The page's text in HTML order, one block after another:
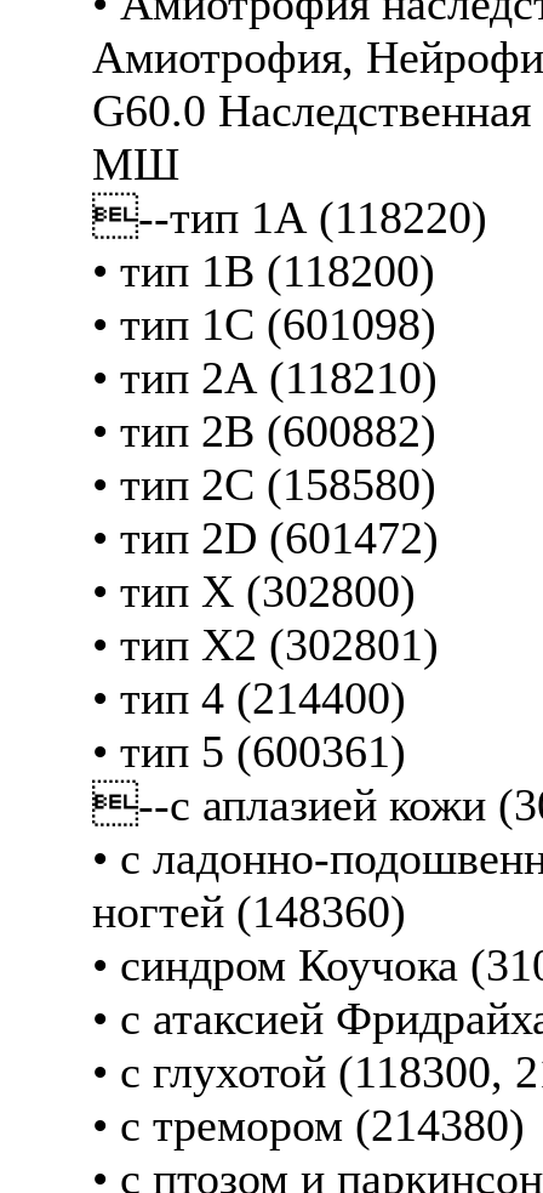
Амиотрофия,
G60.0
МШ
--тип 1А (118220)
• тип 1В (118200)
• тип 1C (601098)
• тип 2А (118210)
• тип 2В (600882)
• тип 2С (158580)
• тип 2D (601472)
• тип X (302800)
• тип Х2 (302801)
• тип 4 (214400)
• тип 5 (600361)
--с аплазией кожи
• с ладонно-
ногтей (148360)
• синдром Коучока
• с атаксией
• с глухотой (118300,
• с тремором (214380)
• с птозом и